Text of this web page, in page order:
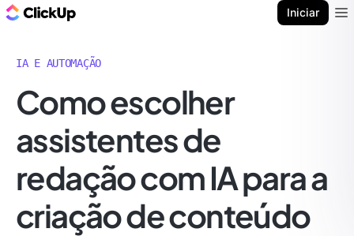
Iniciar
IA E AUTOMAÇÃO
Como escolher
assistentes de
redação com IA para a
criação de conteúdo